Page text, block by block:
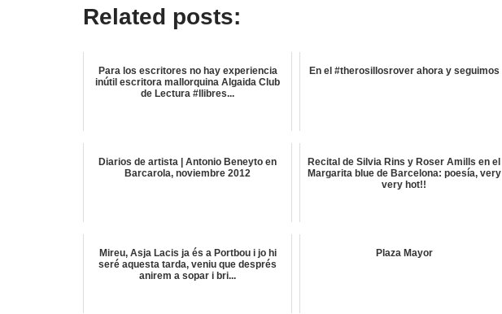
Related posts:
Para los escritores no hay experiencia
inútil escritora mallorquina Algaida Club
de Lectura #llibres...
En el #therosillosrover ahora y seguimos
Diarios de artista | Antonio Beneyto en
Barcarola, noviembre 2012
Recital de Silvia Rins y Roser Amills en el
Margarita blue de Barcelona: poesía, very
very hot!!
Mireu, Asja Lacis ja és a Portbou i jo hi
seré aquesta tarda, veniu que després
anirem a sopar i bri...
Plaza Mayor